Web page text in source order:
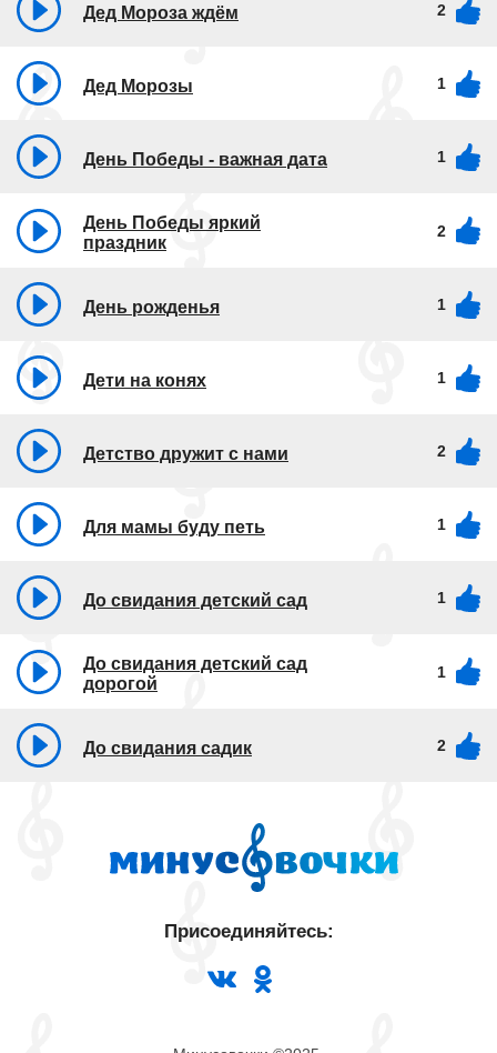
Дед Мороза ждём 2
Дед Морозы 1
День Победы - важная дата 1
День Победы яркий
праздник
2
День рожденья 1
Дети на конях 1
Детство дружит с нами 2
Для мамы буду петь 1
До свидания детский сад 1
До свидания детский сад
дорогой
1
До свидания садик 2
Присоединяйтесь: